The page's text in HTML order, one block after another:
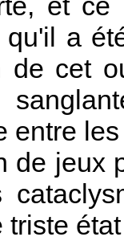
a
de cet
entre
de jeux
triste